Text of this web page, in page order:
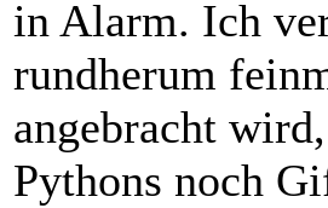
in Alarm. Ich
rundherum
angebracht
Pythons noch